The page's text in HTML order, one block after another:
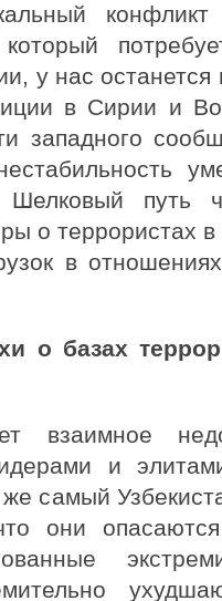
который
у нас
в Сирии и
западного
Шелковый путь
о террористах
в
о базах
взаимное
и
самый
они